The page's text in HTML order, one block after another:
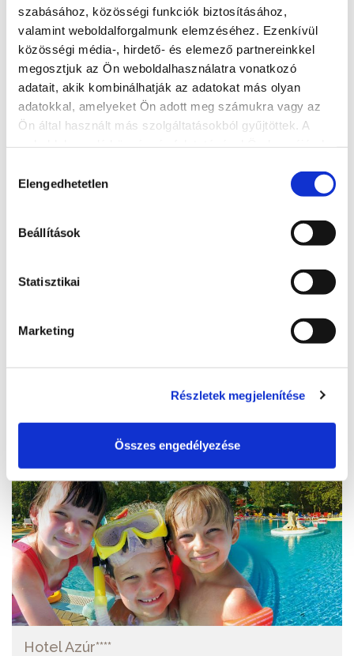
szabásához, közösségi funkciók biztosításához,
valamint weboldalforgalmunk elemzéséhez. Ezenkívül
közösségi média-, hirdető- és elemező partnereinkkel
megosztjuk az Ön weboldalhasználatra vonatkozó
adatait, akik kombinálhatják az adatokat más olyan
adatokkal, amelyeket Ön adott meg számukra vagy az
Ön által használt más szolgáltatásokból gyűjtöttek. A
kiválasztása
Elengedhetetlen
Beállítások
Statisztikai
Marketing
Részletek megjelenítése
Összes engedélyezése
+36 30 9471 186
http://www.kalmanimrepanzio.hu/
Hotel Azúr****